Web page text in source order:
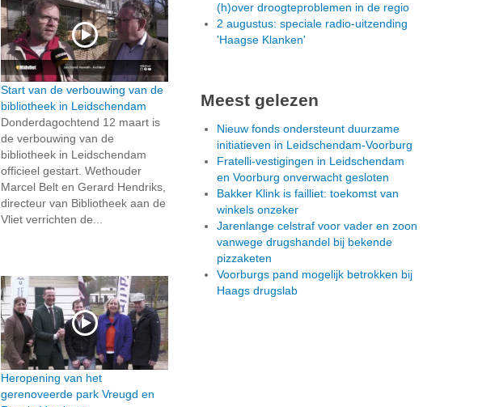
Start van de verbouwing van de
bibliotheek in Leidschendam
Donderdagochtend 12 maart is
de verbouwing van de
bibliotheek in Leidschendam
officieel gestart. Wethouder
Marcel Belt en Gerard Hendriks,
directeur van Bibliotheek aan de
Vliet verrichten de...
Heropening van het
gerenoveerde park Vreugd en
(h)over droogteproblemen in de regio
2 augustus: speciale radio-uitzending
'Haagse Klanken'
Meest gelezen
Nieuw fonds ondersteunt duurzame
initiatieven in Leidschendam-Voorburg
Fratelli-vestigingen in Leidschendam
en Voorburg onverwacht gesloten
Bakker Klink is failliet: toekomst van
winkels onzeker
Jarenlange celstraf voor vader en zoon
vanwege drugshandel bij bekende
pizzaketen
Voorburgs pand mogelijk betrokken bij
Haags drugslab